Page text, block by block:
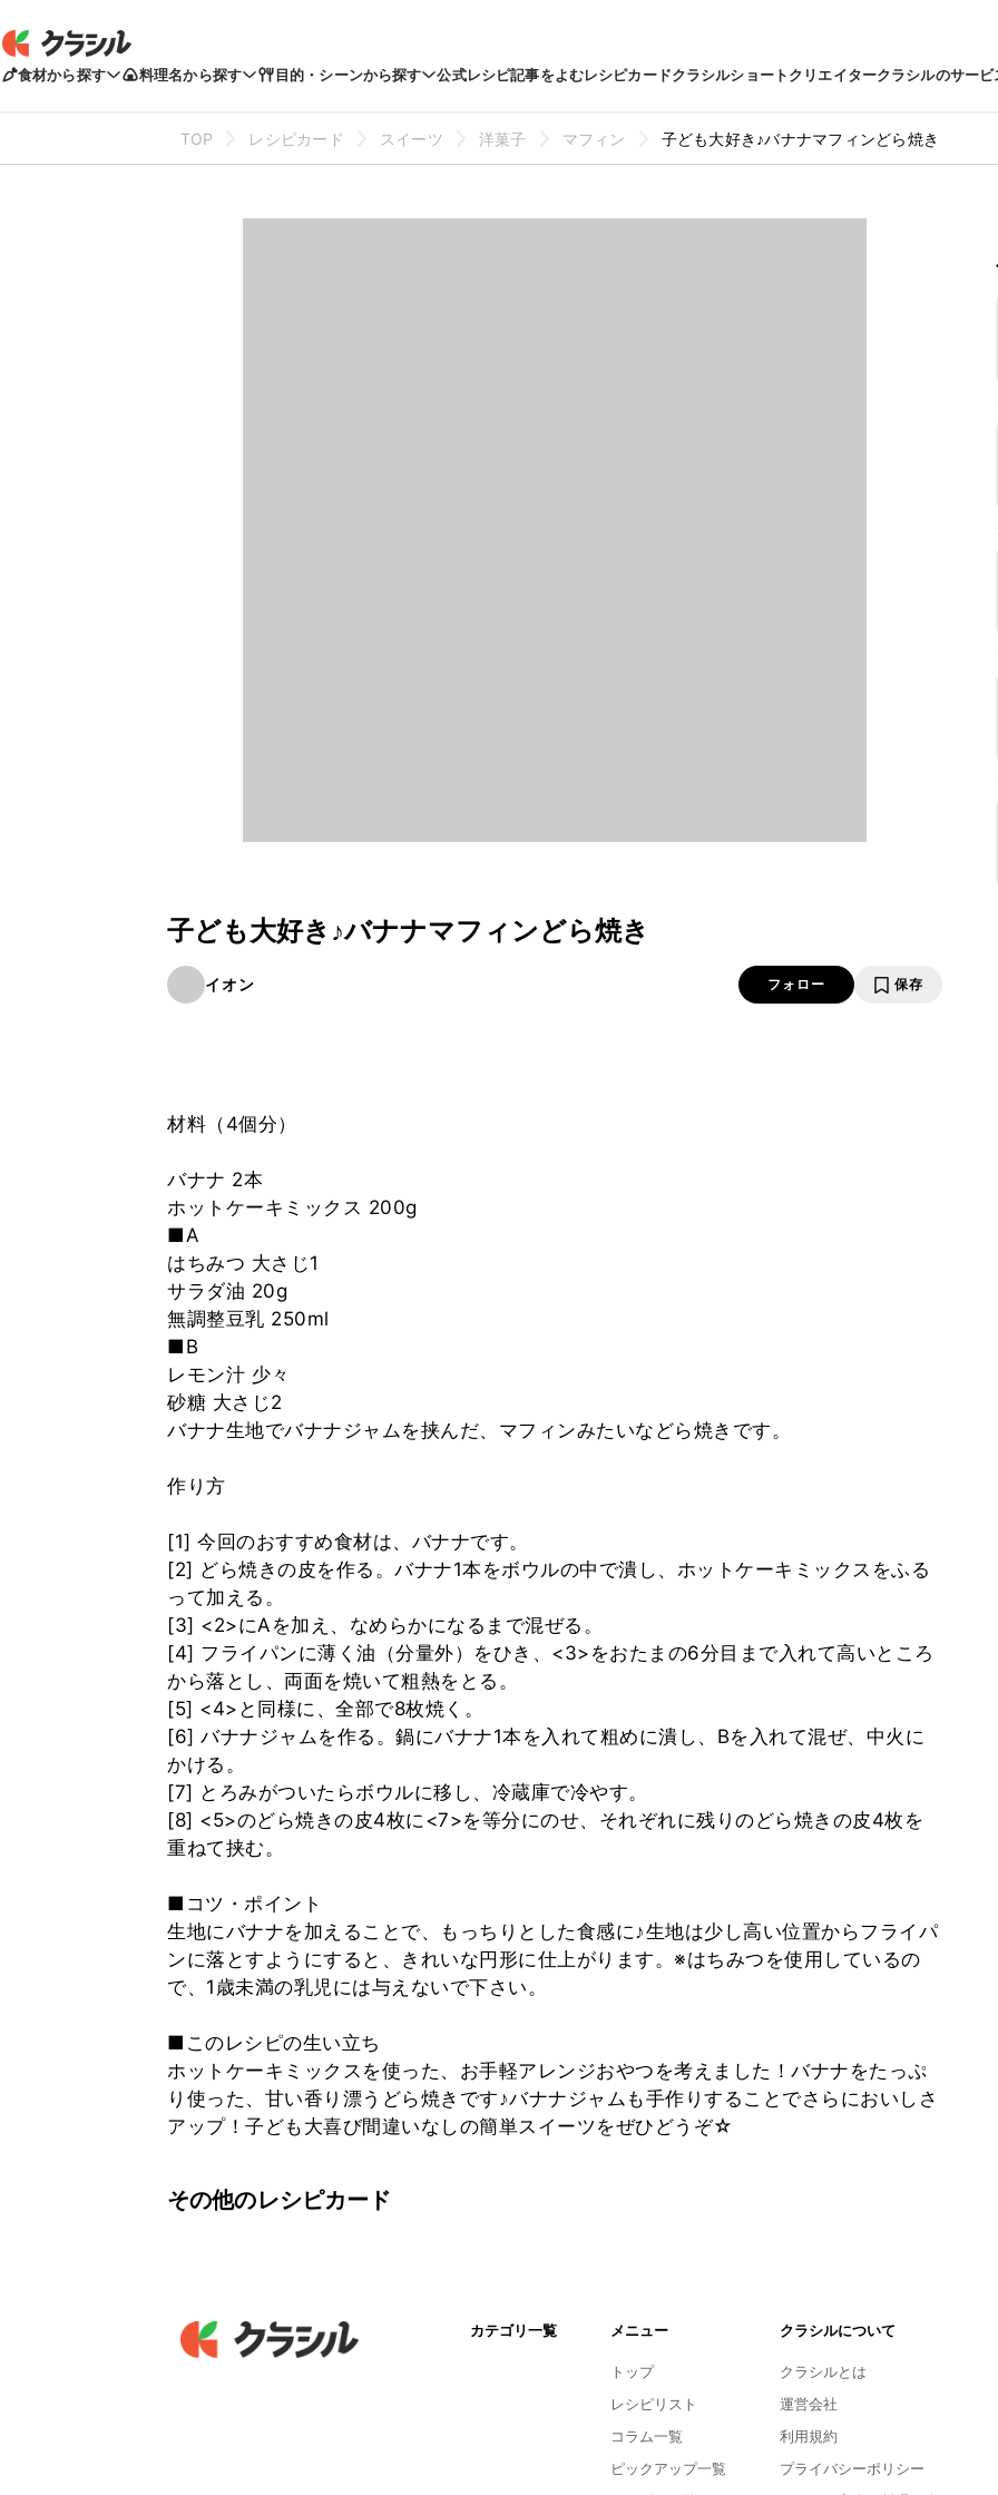
食材から探す 料理名から探す 目的・シーンから探す 公式レシピ記事をよむレシピカードクラシルショートクリエイタークラシルのサービ
TOP レシピカード スイーツ 洋菓子 マフィン 子ども大好き♪バナナマフィンどら焼き
子ども大好き♪バナナマフィンどら焼き
イオン フォロー 保存
材料（4個分）
バナナ 2本
ホットケーキミックス 200g
■A
はちみつ 大さじ1
サラダ油 20g
無調整豆乳 250ml
■B
レモン汁 少々
砂糖 大さじ2
バナナ生地でバナナジャムを挟んだ、マフィンみたいなどら焼きです。
作り方
[1] 今回のおすすめ食材は、バナナです。
[2] どら焼きの皮を作る。バナナ1本をボウルの中で潰し、ホットケーキミックスをふる
って加える。
[3] <2>にAを加え、なめらかになるまで混ぜる。
[4] フライパンに薄く油（分量外）をひき、<3>をおたまの6分目まで入れて高いところ
から落とし、両面を焼いて粗熱をとる。
[5] <4>と同様に、全部で8枚焼く。
[6] バナナジャムを作る。鍋にバナナ1本を入れて粗めに潰し、Bを入れて混ぜ、中火に
かける。
[7] とろみがついたらボウルに移し、冷蔵庫で冷やす。
[8] <5>のどら焼きの皮4枚に<7>を等分にのせ、それぞれに残りのどら焼きの皮4枚を
重ねて挟む。
■コツ・ポイント
生地にバナナを加えることで、もっちりとした食感に♪生地は少し高い位置からフライパ
ンに落とすようにすると、きれいな円形に仕上がります。※はちみつを使用しているの
で、1歳未満の乳児には与えないで下さい。
■このレシピの生い立ち
ホットケーキミックスを使った、お手軽アレンジおやつを考えました！バナナをたっぷ
り使った、甘い香り漂うどら焼きです♪バナナジャムも手作りすることでさらにおいしさ
アップ！子ども大喜び間違いなしの簡単スイーツをぜひどうぞ☆
その他のレシピカード
カテゴリ一覧 メニュー
トップ
レシピリスト
コラム一覧
ピックアップ一覧
クラシルについて
クラシルとは
運営会社
利用規約
プライバシーポリシー